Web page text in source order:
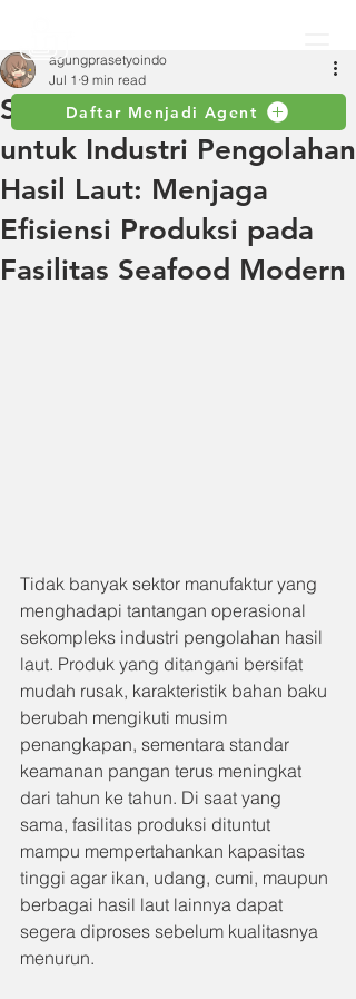
Daftar Menjadi Agent
Selang Industri Toyox
untuk Industri Pengolahan
Hasil Laut: Menjaga
Efisiensi Produksi pada
Fasilitas Seafood Modern
agungprasetyoindo
Jul 1 9 min read
Tidak banyak sektor manufaktur yang
menghadapi tantangan operasional
sekompleks industri pengolahan hasil
laut. Produk yang ditangani bersifat
mudah rusak, karakteristik bahan baku
berubah mengikuti musim
penangkapan, sementara standar
keamanan pangan terus meningkat
dari tahun ke tahun. Di saat yang
sama, fasilitas produksi dituntut
mampu mempertahankan kapasitas
tinggi agar ikan, udang, cumi, maupun
berbagai hasil laut lainnya dapat
segera diproses sebelum kualitasnya
menurun.